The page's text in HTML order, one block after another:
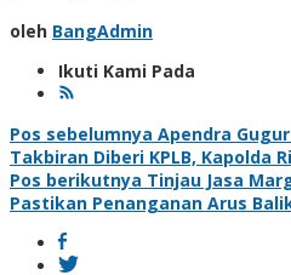
oleh BangAdmin
Ikuti Kami Pada
Navigasi
pos
Pos sebelumnya Apendra
Takbiran Diberi KPLB, Kapolda
Pos berikutnya Tinjau Jasa
Pastikan Penanganan Arus